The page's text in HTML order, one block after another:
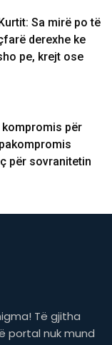
Sa mirë po të
derexhe ke
pe, krejt ose
për
për sovranitetin
Të gjitha
portal nuk mund